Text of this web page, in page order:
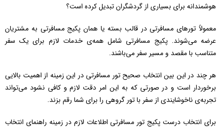
هوشمندانه برای بسیاری از گردشگران تبدیل کرده است؟
معمولاً تورهای مسافرتی در قالب بسته یا همان پکیج مسافرتی به مشتریان
عرضه می‌شوند. پکیج مسافرتی شامل همه‌ی خدمات لازم برای یک سفر
متناسب با مقصد و مسیر سفر می‌باشند.
هر چند در این بین انتخاب صحیح تور مسافرتی در این زمینه از اهمیت بالایی
برخوردار است و در صورتی که به این امر دقت لازم و کافی نشود می‌تواند
تجربه‌ی ناخوشایندی از سفر با تور گروهی را برای شما رقم بزند.
برای انتخاب درست پکیج تور مسافرتی اطلاعات لازم در زمینه راهنمای انتخاب